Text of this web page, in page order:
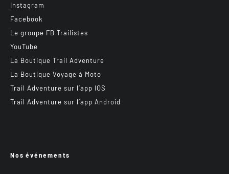
Instagram
Facebook
Le groupe FB Trailistes
YouTube
La Boutique Trail Adventure
La Boutique Voyage à Moto
Trail Adventure sur l’app IOS
Trail Adventure sur l’app Android
Nos événements